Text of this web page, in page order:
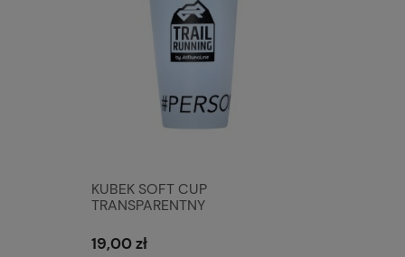
KUBEK SOFT CUP
TRANSPARENTNY
19,00 zł